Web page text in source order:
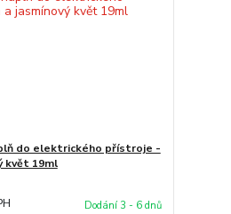
do elektrického přístroje -
květ 19ml
Dodání 3 - 6 dnů